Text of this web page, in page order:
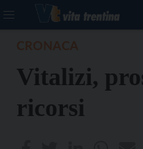
Vitalizi,
ricorsi